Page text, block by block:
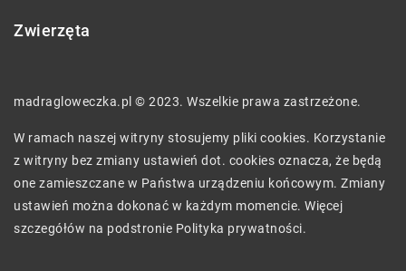
Zwierzęta
madragloweczka.pl © 2023. Wszelkie prawa zastrzeżone.
W ramach naszej witryny stosujemy pliki cookies. Korzystanie
z witryny bez zmiany ustawień dot. cookies oznacza, że będą
one zamieszczane w Państwa urządzeniu końcowym. Zmiany
ustawień można dokonać w każdym momencie. Więcej
szczegółów na podstronie Polityka prywatności.